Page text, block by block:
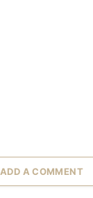
ADD A COMMENT